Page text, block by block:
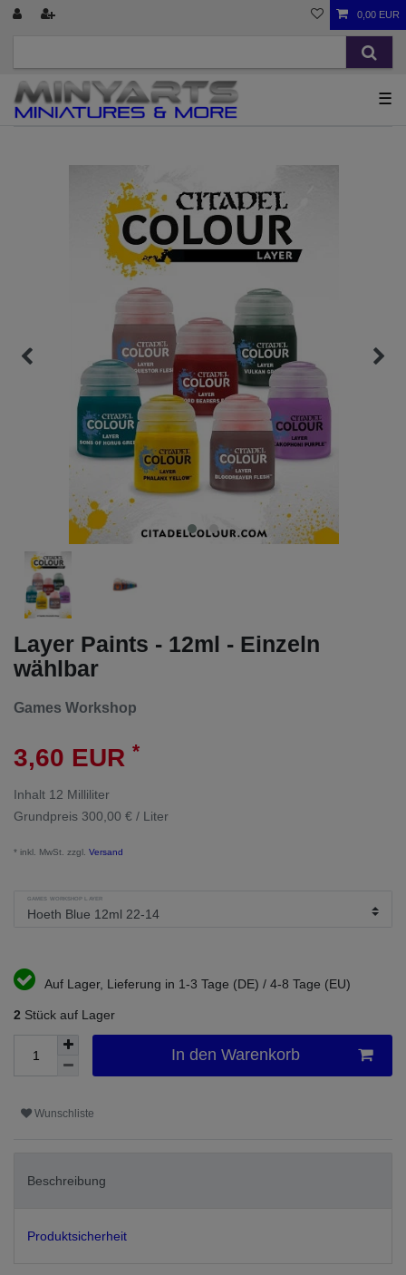
0,00 EUR
☰
Layer Paints - 12ml - Einzeln
wählbar
Games Workshop
3,60 EUR *
Inhalt 12 Milliliter
Grundpreis 300,00 € / Liter
* inkl. MwSt. zzgl. Versand
GAMES WORKSHOP LAYER
Auf Lager, Lieferung in 1-3 Tage (DE) / 4-8 Tage (EU)
2 Stück auf Lager
In den Warenkorb
Wunschliste
Beschreibung
Produktsicherheit